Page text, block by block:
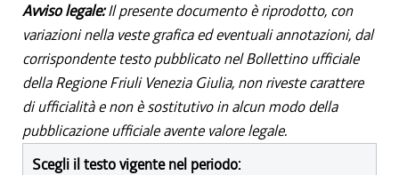
Avviso legale:Il presente documento è riprodotto, con
variazioni nella veste grafica ed eventuali annotazioni, dal
corrispondente testo pubblicato nel Bollettino ufficiale
della Regione Friuli Venezia Giulia, non riveste carattere
di ufficialità e non è sostitutivo in alcun modo della
pubblicazione ufficiale avente valore legale.
Scegli il testo vigente nel periodo: